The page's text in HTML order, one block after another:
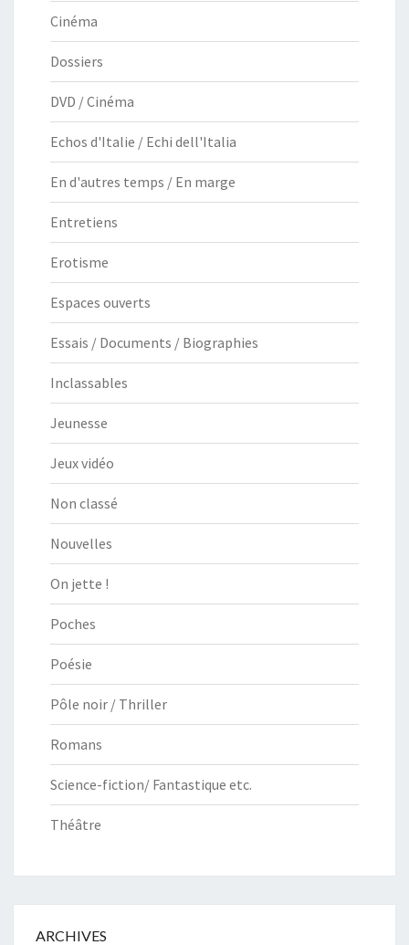
Cinéma
Dossiers
DVD / Cinéma
Echos d'Italie / Echi dell'Italia
En d'autres temps / En marge
Entretiens
Erotisme
Espaces ouverts
Essais / Documents / Biographies
Inclassables
Jeunesse
Jeux vidéo
Non classé
Nouvelles
On jette !
Poches
Poésie
Pôle noir / Thriller
Romans
Science-fiction/ Fantastique etc.
Théâtre
ARCHIVES